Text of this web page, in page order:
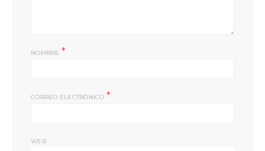
NOMBRE *
CORREO ELECTRÓNICO *
WEB